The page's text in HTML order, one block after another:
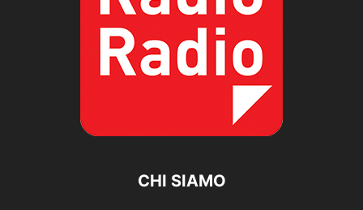
CHI SIAMO